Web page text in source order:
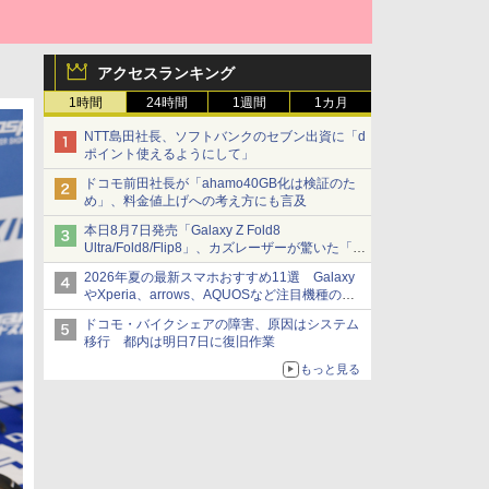
アクセスランキング
1時間 24時間 1週間 1カ月
NTT島田社長、ソフトバンクのセブン出資に「d
ポイント使えるようにして」
ドコモ前田社長が「ahamo40GB化は検証のた
め」、料金値上げへの考え方にも言及
本日8月7日発売「Galaxy Z Fold8
Ultra/Fold8/Flip8」、カズレーザーが驚いた「そ
ば屋のメニュー並みの薄さ」
2026年夏の最新スマホおすすめ11選 Galaxy
やXperia、arrows、AQUOSなど注目機種の特
徴は
ドコモ・バイクシェアの障害、原因はシステム
移行 都内は明日7日に復旧作業
もっと見る